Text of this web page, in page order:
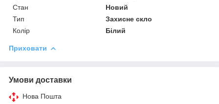
Стан
Новий
Тип
Захисне скло
Колір
Білий
Приховати
Умови доставки
Нова Пошта